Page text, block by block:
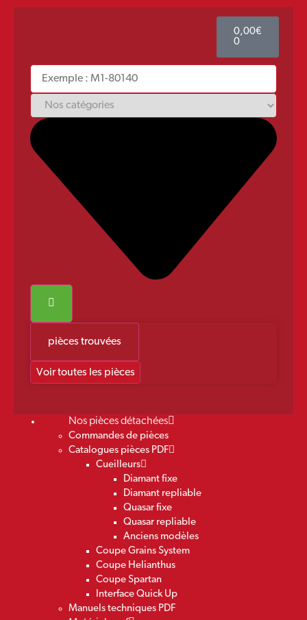
0,00€
0
pièces trouvées
Voir toutes les pièces
Nos pièces détachées
Commandes de pièces
Catalogues pièces PDF
Cueilleurs
Diamant fixe
Diamant repliable
Quasar fixe
Quasar repliable
Anciens modèles
Coupe Grains System
Coupe Helianthus
Coupe Spartan
Interface Quick Up
Manuels techniques PDF